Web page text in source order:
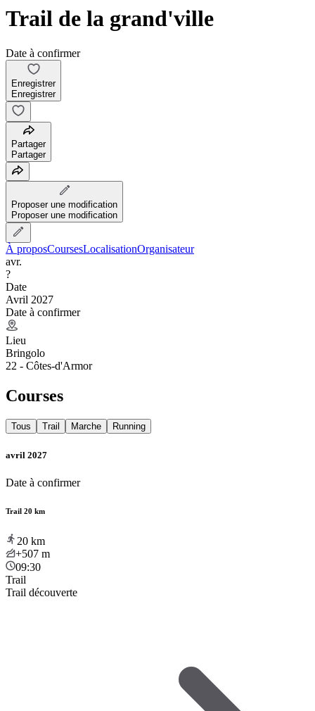
Trail de la grand'ville
Date à confirmer
Enregistrer
Enregistrer
Partager
Partager
Proposer une modification
Proposer une modification
À proposCoursesLocalisationOrganisateur
avr.
?
Date
Avril 2027
Date à confirmer
Lieu
Bringolo
22 - Côtes-d'Armor
Courses
Tous Trail Marche Running
avril 2027
Date à confirmer
Trail 20 km
20 km
+507 m
09:30
Trail
Trail découverte